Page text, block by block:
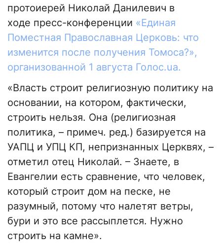
протоиерей Николай Данилевич в
ходе пресс-конференции «Единая
Поместная Православная Церковь: что
изменится после получения Томоса?»,
организованной 1 августа Голос.ua.
«Власть строит религиозную политику на
основании, на котором, фактически,
строить нельзя. Она (религиозная
политика, – примеч. ред.) базируется на
УАПЦ и УПЦ КП, непризнанных Церквях, –
отметил отец Николай. – Знаете, в
Евангелии есть сравнение, что человек,
который строит дом на песке, не
разумный, потому что налетят ветры,
бури и это все рассыплется. Нужно
строить на камне».